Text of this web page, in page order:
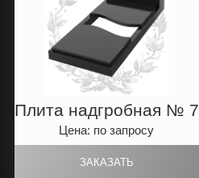
Плита надгробная № 7
Цена: по запросу